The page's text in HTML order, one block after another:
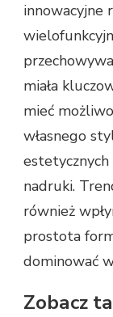
innowacyjne
miała
mieć
własnego
nadruki.
również
prostota
dominować
Zobacz